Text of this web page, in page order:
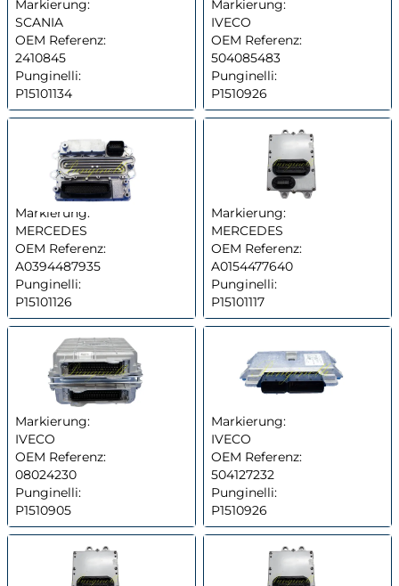
Markierung:
SCANIA
OEM Referenz:
2410845
Punginelli:
P15101134
Markierung:
IVECO
OEM Referenz:
504085483
Punginelli:
P1510926
Markierung:
MERCEDES
OEM Referenz:
A0394487935
Punginelli:
P15101126
Markierung:
MERCEDES
OEM Referenz:
A0154477640
Punginelli:
P15101117
Markierung:
IVECO
OEM Referenz:
08024230
Punginelli:
P1510905
Markierung:
IVECO
OEM Referenz:
504127232
Punginelli:
P1510926